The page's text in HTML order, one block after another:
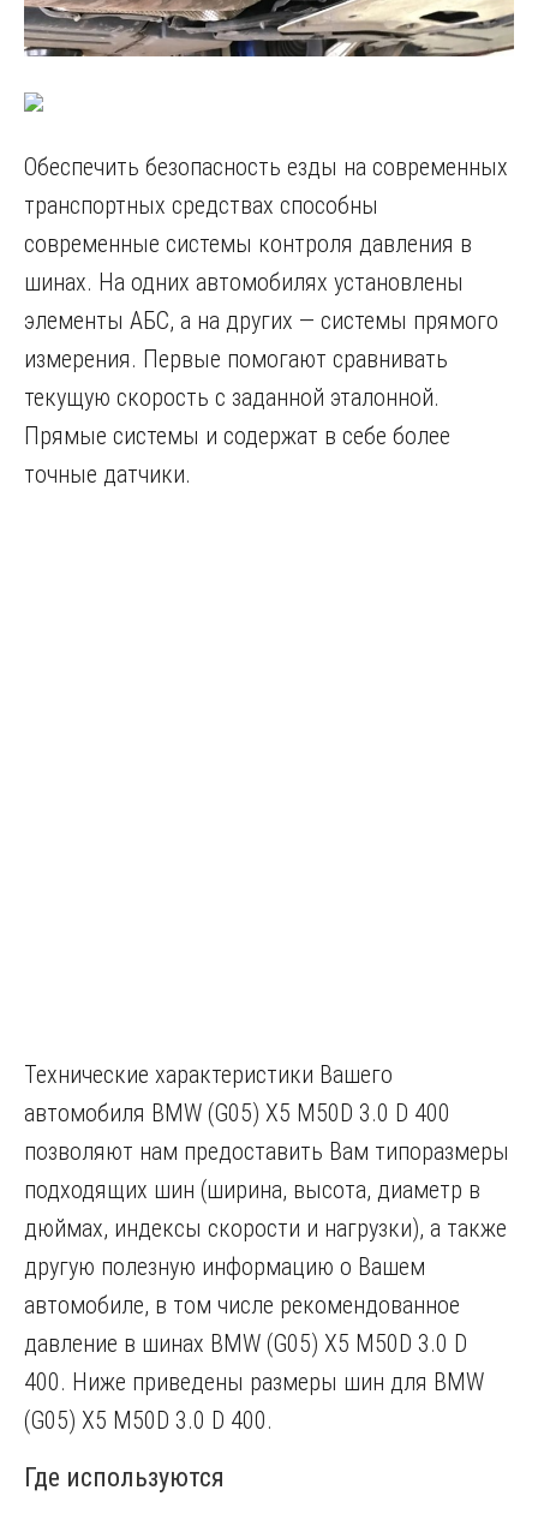
Обеспечить безопасность езды на современных
транспортных средствах способны
современные системы контроля давления в
шинах. На одних автомобилях установлены
элементы АБС, а на других — системы прямого
измерения. Первые помогают сравнивать
текущую скорость с заданной эталонной.
Прямые системы и содержат в себе более
точные датчики.
Технические характеристики Вашего
автомобиля BMW (G05) X5 M50D 3.0 D 400
позволяют нам предоставить Вам типоразмеры
подходящих шин (ширина, высота, диаметр в
дюймах, индексы скорости и нагрузки), а также
другую полезную информацию о Вашем
автомобиле, в том числе рекомендованное
давление в шинах BMW (G05) X5 M50D 3.0 D
400. Ниже приведены размеры шин для BMW
(G05) X5 M50D 3.0 D 400.
Где используются